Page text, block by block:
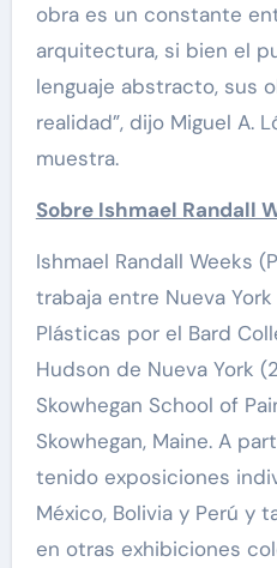
obra es un constante
arquitectura, si bien el
lenguaje abstracto, sus
realidad”, dijo Miguel A.
muestra.
Sobre Ishmael Randall
Ishmael Randall Weeks
trabaja entre Nueva
Plásticas por el Bard
Hudson de Nueva York
Skowhegan School of
Skowhegan, Maine. A
tenido exposiciones
México, Bolivia y Perú y
en otras exhibiciones